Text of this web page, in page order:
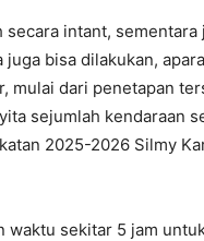
intant,
bisa dilakukan,
mulai dari penetapan
sejumlah kendaraan
2025-2026 Silmy
waktu sekitar 5 jam